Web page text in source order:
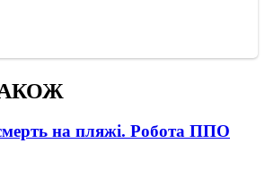
на пляжі. Робота ППО